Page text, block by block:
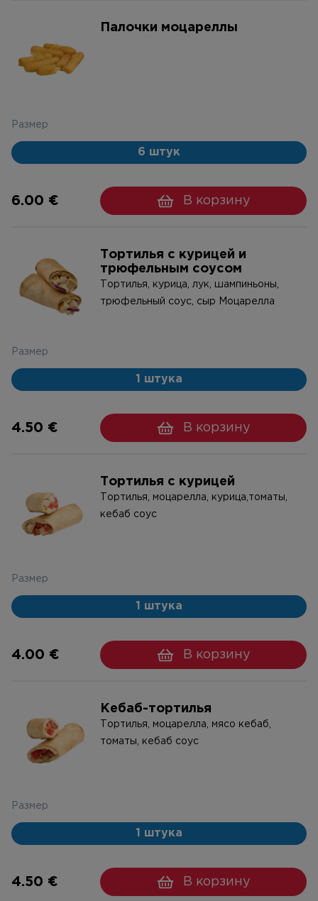
Палочки моцареллы
Размер
6 штук
6.00 € В корзину
Тортилья с курицей и
трюфельным соусом
Тортилья, курица, лук, шампиньоны,
трюфельный соус, сыр Моцарелла
Размер
1 штука
4.50 € В корзину
Тортилья с курицей
Тортилья, моцарелла, курица,томаты,
кебаб соус
Размер
1 штука
4.00 € В корзину
Кебаб-тортилья
Тортилья, моцарелла, мясо кебаб,
томаты, кебаб соус
Размер
1 штука
4.50 € В корзину